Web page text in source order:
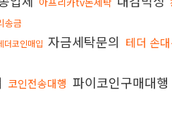
송금
더코인매입 자금세탁문의 테더 손
코인전송대행 파이코인구매대행